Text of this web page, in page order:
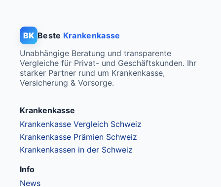
BK Beste Krankenkasse
Unabhängige Beratung und transparente
Vergleiche für Privat- und Geschäftskunden. Ihr
starker Partner rund um Krankenkasse,
Versicherung & Vorsorge.
Krankenkasse
Krankenkasse Vergleich Schweiz
Krankenkasse Prämien Schweiz
Krankenkassen in der Schweiz
Info
News